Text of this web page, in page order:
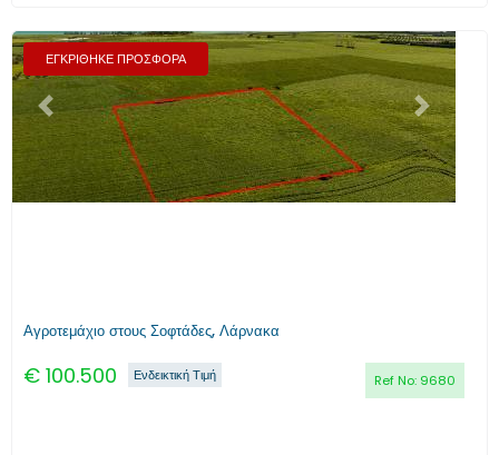
ΕΓΚΡΙΘΗΚΕ ΠΡΟΣΦΟΡΑ
Προηγούμενο Επόμενο
Αγροτεμάχιο στους Σοφτάδες, Λάρνακα
€ 100.500 Ref No: 9680
Ενδεικτική Τιμή